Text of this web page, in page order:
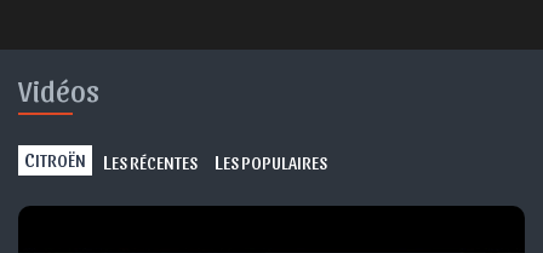
Vidéos
CITROËN L ES RÉCENTES L ES POPULAIRES